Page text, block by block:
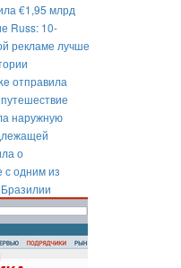
€1,95 млрд
Russ: 10-
рекламе лучше
отправила
наружную
о
с одним из